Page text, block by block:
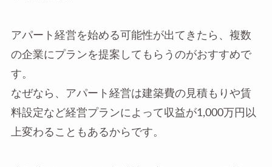
アパート経営を始める可能性が出てきたら、複数
の企業にプランを提案してもらうのがおすすめで
す。
なぜなら、アパート経営は建築費の見積もりや賃
料設定など経営プランによって収益が1,000万円以
上変わることもあるからです。